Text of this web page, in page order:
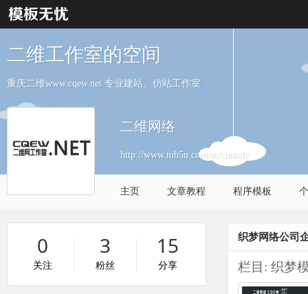
二维工作室的空间
重庆二维www.cqew.net 专业建站、仿站工作室
二维网络
http://www.mb5u.com/m/cnmyh/
主页 文章教程 程序模板
0
关注
3
粉丝
15
分享
织梦网络公司
栏目: 织梦